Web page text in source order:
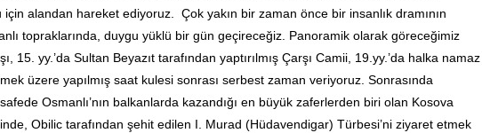
için alandan hareket ediyoruz. Çok yakın bir zaman önce bir insanlık dramının
topraklarında, duygu yüklü bir gün geçireceğiz. Panoramik olarak göreceğimiz
15. yy.’da Sultan Beyazıt tarafından yaptırılmış Çarşı Camii, 19.yy.’da halka namaz
üzere yapılmış saat kulesi sonrası serbest zaman veriyoruz. Sonrasında
Osmanlı’nın balkanlarda kazandığı en büyük zaferlerden biri olan Kosova
Obilic tarafından şehit edilen I. Murad (Hüdavendigar) Türbesi’ni ziyaret etmek